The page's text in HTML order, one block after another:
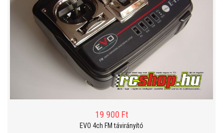
19 900 Ft
EVO 4ch FM távirányító